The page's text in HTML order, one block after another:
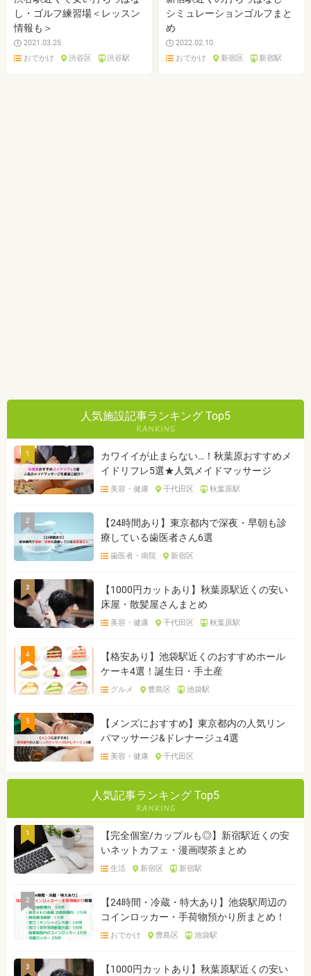
し・ゴルフ練習場＜レッスン
情報も＞
2021.03.25
おでかけ
渋谷区 渋谷駅
シミュレーションゴルフまと
め
2022.02.10
おでかけ
新宿区 新宿駅
人気施設記事ランキング Top5
1
カワイイが止まらない…！秋葉原おすすめメ
イドリフレ5選★人気メイドマッサージ
美容・健康 千代田区 秋葉原駅
2
【24時間あり】東京都内で深夜・早朝も診
療している歯医者さん6選
歯医者・病院 新宿区
3
【1000円カットあり】秋葉原駅近くの安い
床屋・散髪屋さんまとめ
美容・健康 千代田区 秋葉原駅
4
【格安あり】池袋駅近くのおすすめホール
ケーキ4選！誕生日・手土産
グルメ 豊島区 池袋駅
5
【メンズにおすすめ】東京都内の人気リン
パマッサージ&ドレナージュ4選
美容・健康 千代田区
人気記事ランキング Top5
1
【完全個室/カップルも◎】新宿駅近くの安
いネットカフェ・漫画喫茶まとめ
生活 新宿区 新宿駅
2
【24時間・冷蔵・特大あり】池袋駅周辺の
コインロッカー・手荷物預かり所まとめ！
おでかけ 豊島区 池袋駅
3
【1000円カットあり】秋葉原駅近くの安い